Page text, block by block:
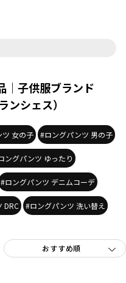
｜子供服ブランド
ンシェス）
女の子 #ロングパンツ 男の子
ングパンツ ゆったり
#ロングパンツ デニムコーデ
DRC #ロングパンツ 洗い替え